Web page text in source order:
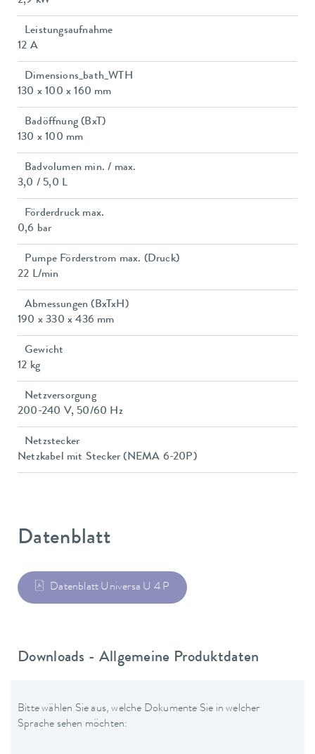
Leistungsaufnahme
12 A
Dimensions_bath_WTH
130 x 100 x 160 mm
Badöffnung (BxT)
130 x 100 mm
Badvolumen min. / max.
3,0 / 5,0 L
Förderdruck max.
0,6 bar
Pumpe Förderstrom max. (Druck)
22 L/min
Abmessungen (BxTxH)
190 x 330 x 436 mm
Gewicht
12 kg
Netzversorgung
200-240 V, 50/60 Hz
Netzstecker
Netzkabel mit Stecker (NEMA 6-20P)
Datenblatt
Datenblatt Universa U 4 P
Downloads - Allgemeine Produktdaten
Bitte wählen Sie aus, welche Dokumente Sie in welcher
Sprache sehen möchten: